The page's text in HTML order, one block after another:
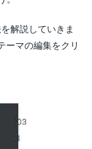
解説していきま
ーマの編集をクリ